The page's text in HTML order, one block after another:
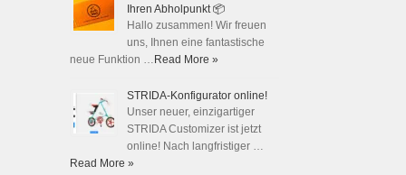
Ihren Abholpunkt 📦
Hallo zusammen! Wir freuen
uns, Ihnen eine fantastische
neue Funktion …Read More »
STRIDA-Konfigurator online!
Unser neuer, einzigartiger
STRIDA Customizer ist jetzt
online! Nach langfristiger …
Read More »